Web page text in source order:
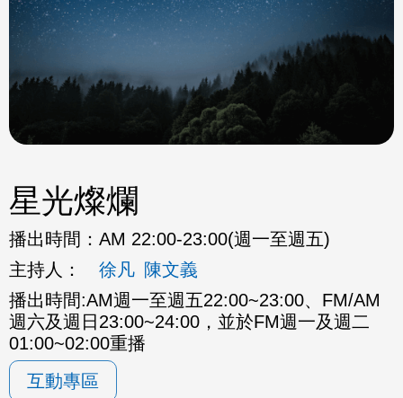
星光燦爛
播出時間： AM 22:00-23:00(週一至週五)
主持人：
徐凡 陳文義
播出時間:AM週一至週五22:00~23:00、FM/AM
週六及週日23:00~24:00，並於FM週一及週二
01:00~02:00重播
互動專區